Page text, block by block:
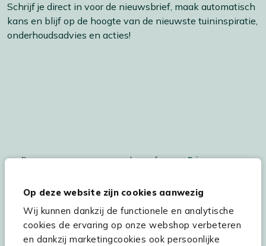
Op deze website zijn cookies aanwezig
Wij kunnen dankzij de functionele en analytische
cookies de ervaring op onze webshop verbeteren
en dankzij marketingcookies ook persoonlijke
Schrijf je direct in voor de nieuwsbrief, maak automatisch
kans en blijf op de hoogte van de nieuwste tuininspiratie,
onderhoudsadvies en acties!
De persoonsgegegevens worden conform onsPrivacy
Hulp & service